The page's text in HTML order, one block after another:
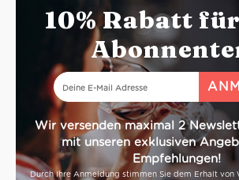
10% Rabatt
Wir versenden maximal 2
mit unseren exklusiven
Empfehlungen!
Durch Ihre Anmeldung stimmen Sie dem Erhalt von